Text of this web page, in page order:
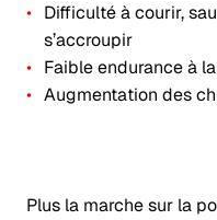
Difficulté à courir,
s’accroupir
Faible endurance à
Augmentation des
Plus la marche sur la